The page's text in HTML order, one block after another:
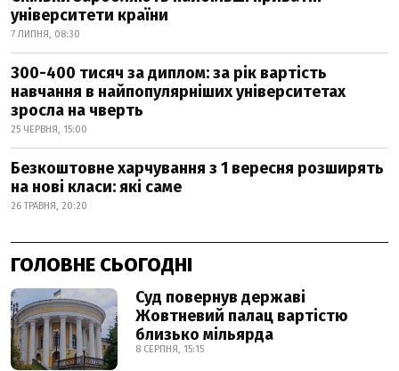
університети країни
7 ЛИПНЯ, 08:30
300-400 тисяч за диплом: за рік вартість
навчання в найпопулярніших університетах
зросла на чверть
25 ЧЕРВНЯ, 15:00
Безкоштовне харчування з 1 вересня розширять
на нові класи: які саме
26 ТРАВНЯ, 20:20
ГОЛОВНЕ СЬОГОДНІ
Суд повернув державі
Жовтневий палац вартістю
близько мільярда
8 СЕРПНЯ, 15:15